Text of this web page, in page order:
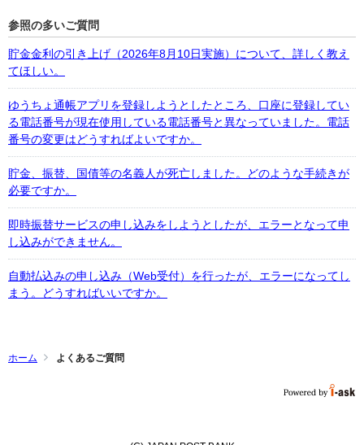
参照の多いご質問
貯金金利の引き上げ（2026年8月10日実施）について、詳しく教え
てほしい。
ゆうちょ通帳アプリを登録しようとしたところ、口座に登録してい
る電話番号が現在使用している電話番号と異なっていました。電話
番号の変更はどうすればよいですか。
貯金、振替、国債等の名義人が死亡しました。どのような手続きが
必要ですか。
即時振替サービスの申し込みをしようとしたが、エラーとなって申
し込みができません。
自動払込みの申し込み（Web受付）を行ったが、エラーになってし
まう。どうすればいいですか。
ホーム よくあるご質問